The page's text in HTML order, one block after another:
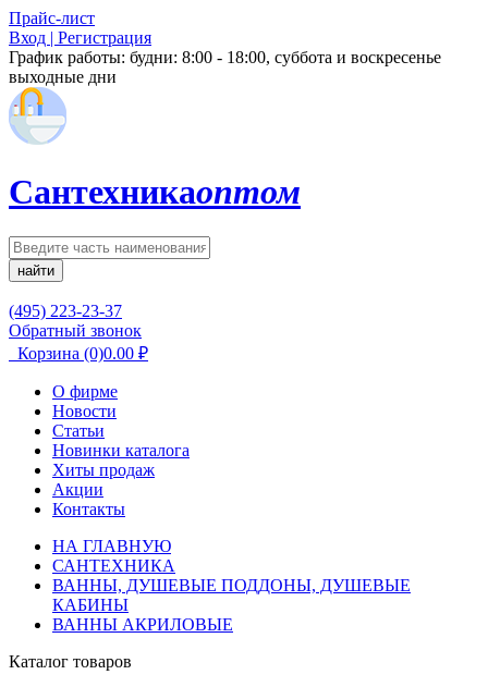
Прайс-лист
Вход | Регистрация
График работы: будни: 8:00 - 18:00, суббота и воскресенье
выходные дни
Сантехникаоптом
найти
(495) 223-23-37
Обратный звонок
Корзина (0)0.00 ₽
О фирме
Новости
Статьи
Новинки каталога
Хиты продаж
Акции
Контакты
НА ГЛАВНУЮ
САНТЕХНИКА
ВАННЫ, ДУШЕВЫЕ ПОДДОНЫ, ДУШЕВЫЕ
КАБИНЫ
ВАННЫ АКРИЛОВЫЕ
Каталог товаров